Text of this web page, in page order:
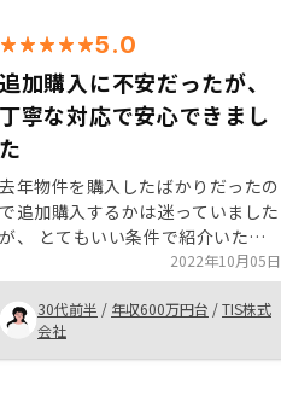
5.0
追加購入に不安だったが、
丁寧な対応で安心できまし
た
去年物件を購入したばかりだったの
で追加購入するかは迷っていました
が、 とてもいい条件で紹介いただ
いたので決めました。 担当の方が
親身に質問に答えてくださり、不安
は解消できました。 レバレッジを
効かせられて投資できる不動産投資
を、若いうちに始められて良かった
2022年10月05日
30代前半 / 年収600万円台 /TIS株式
会社